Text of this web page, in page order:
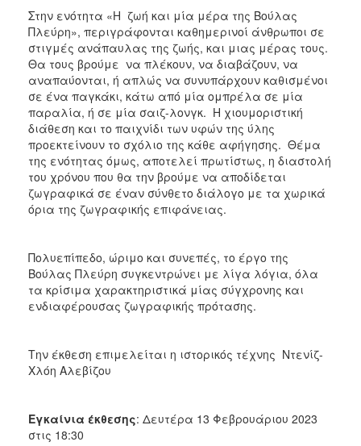
Στην ενότητα «Η ζωή και μία μέρα της Βούλας
Πλεύρη», περιγράφονται καθημερινοί άνθρωποι σε
στιγμές ανάπαυλας της ζωής, και μιας μέρας τους.
Θα τους βρούμε να πλέκουν, να διαβάζουν, να
αναπαύονται, ή απλώς να συνυπάρχουν καθισμένοι
σε ένα παγκάκι, κάτω από μία ομπρέλα σε μία
παραλία, ή σε μία σαιζ-λονγκ. Η χιουμοριστική
διάθεση και το παιχνίδι των υφών της ύλης
προεκτείνουν το σχόλιο της κάθε αφήγησης. Θέμα
της ενότητας όμως, αποτελεί πρωτίστως, η διαστολή
του χρόνου που θα την βρούμε να αποδίδεται
ζωγραφικά σε έναν σύνθετο διάλογο με τα χωρικά
όρια της ζωγραφικής επιφάνειας.
Πολυεπίπεδο, ώριμο και συνεπές, το έργο της
Βούλας Πλεύρη συγκεντρώνει με λίγα λόγια, όλα
τα κρίσιμα χαρακτηριστικά μίας σύγχρονης και
ενδιαφέρουσας ζωγραφικής πρότασης.
Την έκθεση επιμελείται η ιστορικός τέχνης Ντενίζ-
Χλόη Αλεβίζου
Εγκαίνια έκθεσης: Δευτέρα 13 Φεβρουάριου 2023
στις 18:30